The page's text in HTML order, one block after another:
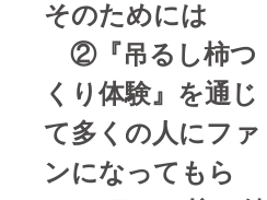
そのためには
②『吊るし柿つ
くり体験』を通じ
て多くの人にファ
ンになってもら